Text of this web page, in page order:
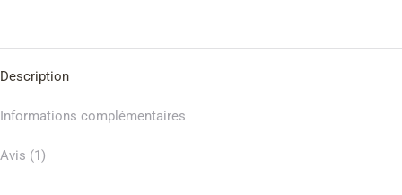
Description
Informations complémentaires
Avis (1)